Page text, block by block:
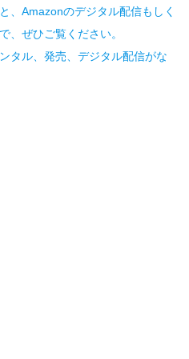
、Amazonのデジタル配信もしく
、ぜひご覧ください。
タル、発売、デジタル配信がな